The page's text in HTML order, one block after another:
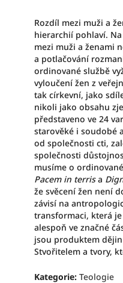
Rozdíl mezi muži a
hierarchií pohlaví.
mezi muži a ženami
a potlačování
ordinované službě
vyloučení žen z
tak církevní, jako
nikoli jako obsahu
představeno ve 24
starověké i soudobé
od společnosti cti,
společnosti
musíme o
Pacem in terrisa
že svěcení žen není
závisí na
transformaci, která
alespoň ve značné
jsou produktem
Stvořitelem a tvory,
Kategorie: Teologie